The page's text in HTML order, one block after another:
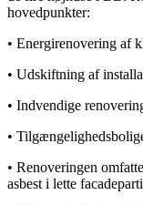
hovedpunkter:
• Energirenovering af
• Udskiftning af
• Indvendige
•
• Renoveringen
asbest i lette